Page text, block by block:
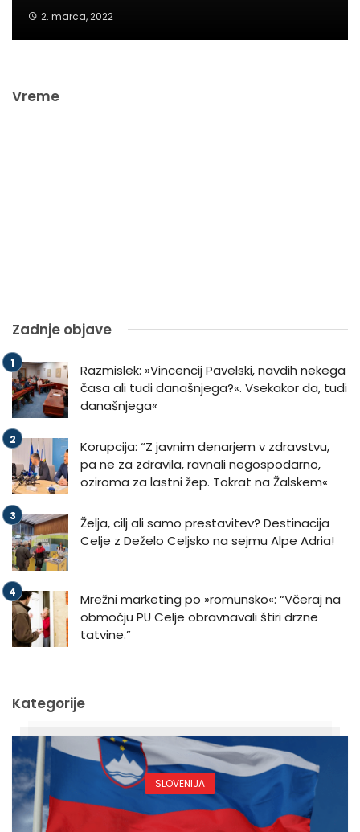
2. marca, 2022
Vreme
Zadnje objave
Razmislek: »Vincencij Pavelski, navdih nekega
časa ali tudi današnjega?«. Vsekakor da, tudi
današnjega«
Korupcija: “Z javnim denarjem v zdravstvu,
pa ne za zdravila, ravnali negospodarno,
oziroma za lastni žep. Tokrat na Žalskem«
Želja, cilj ali samo prestavitev? Destinacija
Celje z Deželo Celjsko na sejmu Alpe Adria!
Mrežni marketing po »romunsko«: “Včeraj na
območju PU Celje obravnavali štiri drzne
tatvine.”
Kategorije
SLOVENIJA